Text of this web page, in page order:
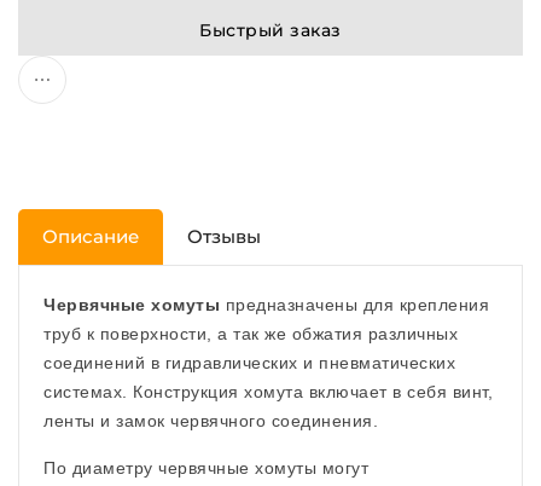
Быстрый заказ
Описание Отзывы
Червячные хомуты предназначены для крепления
труб к поверхности, а так же обжатия различных
соединений в гидравлических и пневматических
системах. Конструкция хомута включает в себя винт,
ленты и замок червячного соединения.
По диаметру червячные хомуты могут